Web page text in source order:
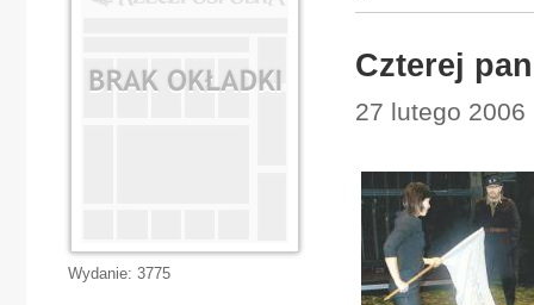
Czterej
27 lutego 2006
Wydanie: 3775